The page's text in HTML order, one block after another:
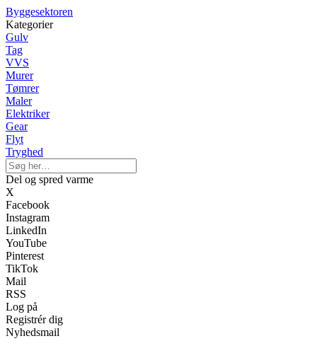
Byggesektoren
Kategorier
Gulv
Tag
VVS
Murer
Tømrer
Maler
Elektriker
Gear
Flyt
Tryghed
Del og spred varme
X
Facebook
Instagram
LinkedIn
YouTube
Pinterest
TikTok
Mail
RSS
Log på
Registrér dig
Nyhedsmail